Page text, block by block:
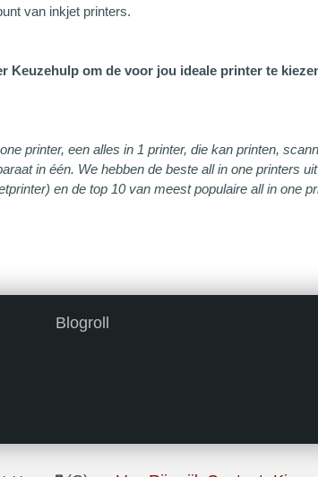
van inkjet printers.
Keuzehulp om de voor jou ideale printer te
printer, een alles in 1 printer, die kan printen,
in één. We hebben de beste all in one printers
en de top 10 van meest populaire all in one
Blogroll